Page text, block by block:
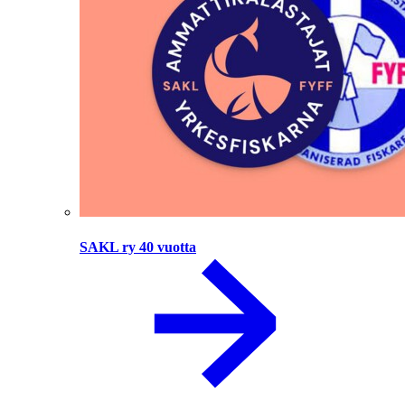
SAKL ry 40 vuotta